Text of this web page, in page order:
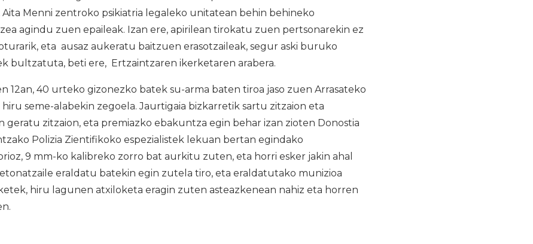
Menni zentroko psikiatria legaleko unitatean behin behineko
agindu zuen epaileak. Izan ere, apirilean tirokatu zuen pertsonarekin ez
eta ausaz aukeratu baitzuen erasotzaileak, segur aski buruko
bultzatuta, beti ere, Ertzaintzaren ikerketaren arabera.
12an, 40 urteko gizonezko batek su-arma baten tiroa jaso zuen Arrasateko
seme-alabekin zegoela. Jaurtigaia bizkarretik sartu zitzaion eta
geratu zitzaion, eta premiazko ebakuntza egin behar izan zioten Donostia
Polizia Zientifikoko espezialistek lekuan bertan egindako
9 mm-ko kalibreko zorro bat aurkitu zuten, eta horri esker jakin ahal
eraldatu batekin egin zutela tiro, eta eraldatutako munizioa
hiru lagunen atxiloketa eragin zuten asteazkenean nahiz eta horren